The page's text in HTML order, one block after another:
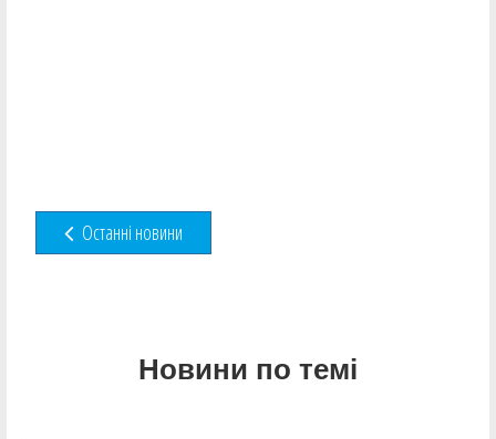
Останні новини
Новини по темі